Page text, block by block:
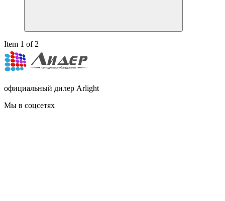
Item 1 of 2
официальный дилер Arlight
Мы в соцсетях